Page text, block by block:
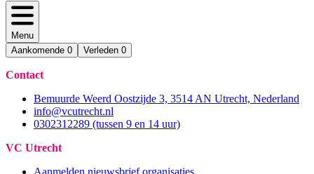
Menu
Aankomende 0 Verleden 0
Contact
Bemuurde Weerd Oostzijde 3, 3514 AN Utrecht, Nederland
info@vcutrecht.nl
0302312289 (tussen 9 en 14 uur)
VC Utrecht